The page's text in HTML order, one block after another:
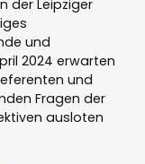
der Leipziger
und
2024 erwarten
und
Fragen der
ausloten